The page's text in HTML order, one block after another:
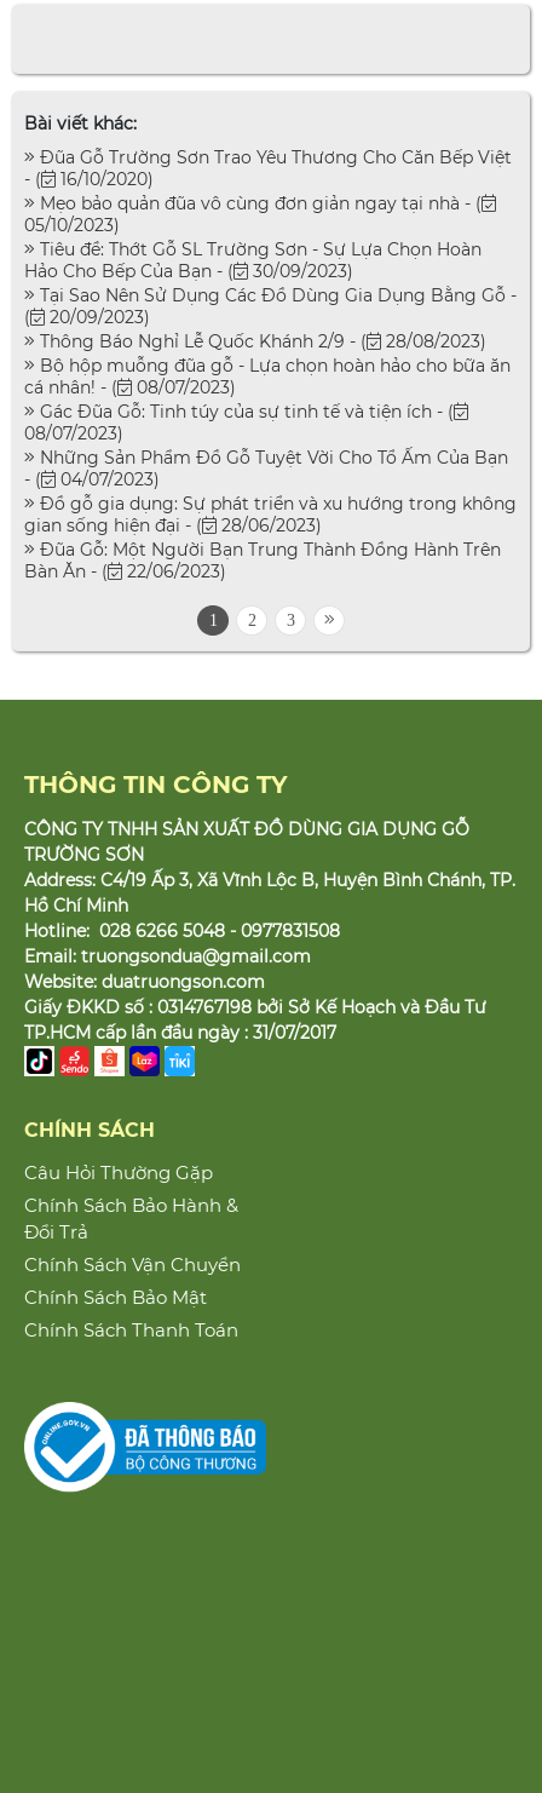
Bài viết khác:
Đũa Gỗ Trường Sơn Trao Yêu Thương Cho Căn Bếp Việt
- (
16/10/2020)
Mẹo bảo quản đũa vô cùng đơn giản ngay tại nhà - (
05/10/2023)
Tiêu đề: Thớt Gỗ SL Trường Sơn - Sự Lựa Chọn Hoàn
Hảo Cho Bếp Của Bạn - (
30/09/2023)
Tại Sao Nên Sử Dụng Các Đồ Dùng Gia Dụng Bằng Gỗ -
(
20/09/2023)
Thông Báo Nghỉ Lễ Quốc Khánh 2/9 - (
28/08/2023)
Bộ hộp muỗng đũa gỗ - Lựa chọn hoàn hảo cho bữa ăn
cá nhân! - (
08/07/2023)
Gác Đũa Gỗ: Tinh túy của sự tinh tế và tiện ích - (
08/07/2023)
Những Sản Phẩm Đồ Gỗ Tuyệt Vời Cho Tổ Ấm Của Bạn
- (
04/07/2023)
Đồ gỗ gia dụng: Sự phát triển và xu hướng trong không
gian sống hiện đại - (
28/06/2023)
Đũa Gỗ: Một Người Bạn Trung Thành Đồng Hành Trên
Bàn Ăn - (
22/06/2023)
1 2 3
THÔNG TIN CÔNG TY
CÔNG TY TNHH SẢN XUẤT ĐỒ DÙNG GIA DỤNG GỖ
TRƯỜNG SƠN
Address: C4/19 Ấp 3, Xã Vĩnh Lộc B, Huyện Bình Chánh, TP.
Hồ Chí Minh
Hotline: 028 6266 5048 - 0977831508
Email: truongsondua@gmail.com
Website: duatruongson.com
Giấy ĐKKD số : 0314767198 bởi Sở Kế Hoạch và Đầu Tư
TP.HCM cấp lần đầu ngày : 31/07/2017
CHÍNH SÁCH
Câu Hỏi Thường Gặp
Chính Sách Bảo Hành &
Đổi Trả
Chính Sách Vận Chuyển
Chính Sách Bảo Mật
Chính Sách Thanh Toán